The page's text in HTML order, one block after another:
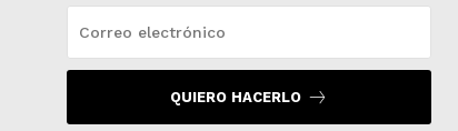
QUIERO HACERLO